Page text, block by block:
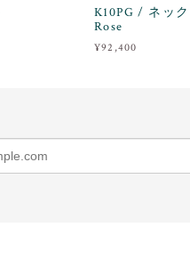
K10PG / ネッ
Rose
¥92,400